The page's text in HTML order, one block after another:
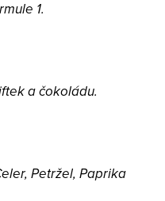
1.
a čokoládu.
Petržel, Paprika